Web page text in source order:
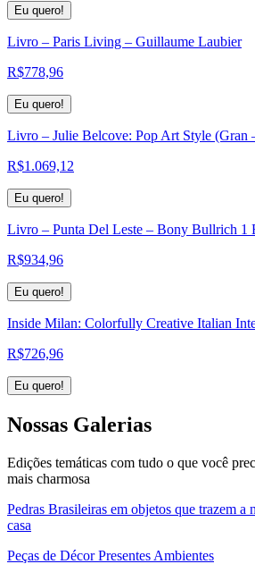
Eu quero!
Livro – Paris Living – Guillaume Laubier
R$778,96
Eu quero!
Livro – Julie Belcove: Pop Art Style (Gran
R$1.069,12
Eu quero!
Livro – Punta Del Leste – Bony Bullrich 1
R$934,96
Eu quero!
Inside Milan: Colorfully Creative Italian
R$726,96
Eu quero!
Nossas Galerias
Edições temáticas com tudo o que você
mais charmosa
Pedras Brasileiras em objetos que trazem a
casa
Peças de Décor Presentes Ambientes